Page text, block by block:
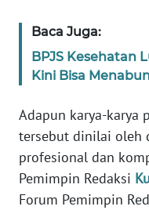
Baca Juga:
BPJS Kesehatan
Kini Bisa
Adapun karya-karya
tersebut dinilai oleh
profesional dan
Pemimpin Redaksi
Forum Pemimpin
WN
SULTENG
WN
SULBAR
WN